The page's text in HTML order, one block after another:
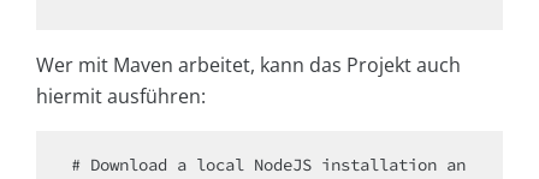
Wer mit Maven arbeitet, kann das Projekt auch
hiermit ausführen:
# Download a local NodeJS installation an